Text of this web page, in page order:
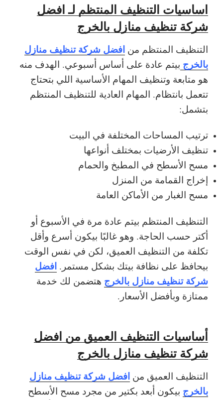
اساسيات التنظيف المنتظم لـ افضل
شركة تنظيف منازل بالخرج
التنظيف المنتظم من افضل شركة تنظيف منازل
بالخرج بيتم عادة على أساس أسبوعي. الهدف منه
هو متابعة وتنظيف المهام الأساسية اللي بتحتاج
تتعمل بانتظام. المهام العادية للتنظيف المنتظم
بتشمل:
ترتيب المساحات المختلفة في البيت
تنظيف الأرضيات بمختلف أنواعها
مسح الأسطح في المطبخ والحمام
إخراج القمامة من المنزل
مسح الغبار من الأماكن العامة
التنظيف المنتظم بيتم عادة مرة في الأسبوع أو
أكتر حسب الحاجة. وهو غالبًا بيكون أسرع وأقل
تكلفة من التنظيف العميق، لكن في نفس الوقت
بيحافظ على نظافة بيتك بشكل مستمر. افضل
شركة تنظيف منازل بالخرج هتضمن لك خدمة
ممتازة وبأفضل الأسعار.
أساسيات التنظيف العميق من افضل
شركة تنظيف منازل بالخرج
التنظيف العميق من افضل شركة تنظيف منازل
بالخرج بيكون أبعد بكتير من مجرد مسح الأسطح